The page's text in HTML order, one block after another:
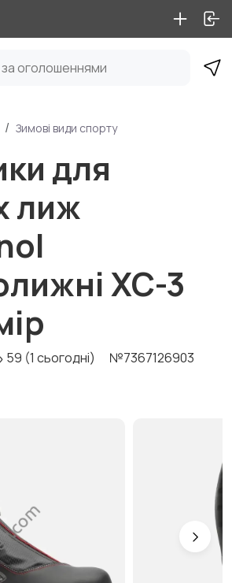
Зимові види спорту
для
лиж
XC-3
59 (1 сьогодні) №7367126903